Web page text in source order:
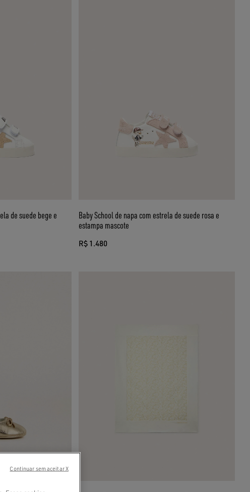
de suede bege e
Baby School de napa com estrela de suede rosa e
estampa mascote
R$ 1.480
Continuar sem aceitar X